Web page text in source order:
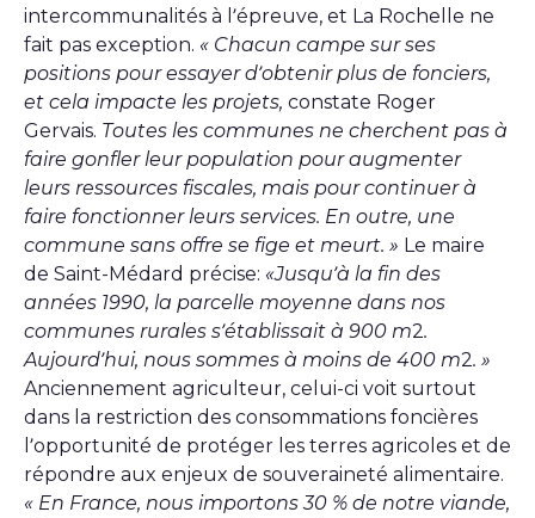
intercommunalités à l’épreuve, et La Rochelle ne
fait pas exception. « Chacun campe sur ses
positions pour essayer d’obtenir plus de fonciers,
et cela impacte les projets, constate Roger
Gervais. Toutes les communes ne cherchent pas à
faire gonfler leur population pour augmenter
leurs ressources fiscales, mais pour continuer à
faire fonctionner leurs services. En outre, une
commune sans offre se fige et meurt. » Le maire
de Saint-Médard précise: «Jusqu’à la fin des
années 1990, la parcelle moyenne dans nos
communes rurales s’établissait à 900 m2.
Aujourd’hui, nous sommes à moins de 400 m2. »
Anciennement agriculteur, celui-ci voit surtout
dans la restriction des consommations foncières
l’opportunité de protéger les terres agricoles et de
répondre aux enjeux de souveraineté alimentaire.
« En France, nous importons 30 % de notre viande,